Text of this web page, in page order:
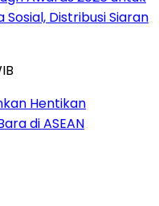
Distribusi Siaran
Hentikan
di ASEAN